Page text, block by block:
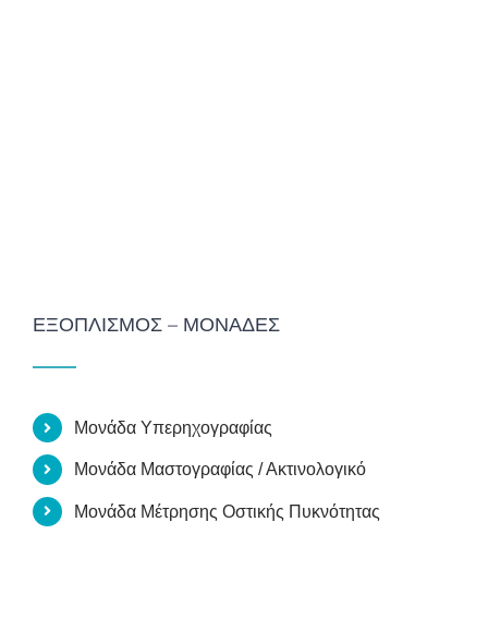
ΕΞΟΠΛΙΣΜΌΣ – ΜΟΝΆΔΕΣ
Μονάδα Υπερηχογραφίας
Μονάδα Μαστογραφίας / Ακτινολογικό
Μονάδα Μέτρησης Οστικής Πυκνότητας